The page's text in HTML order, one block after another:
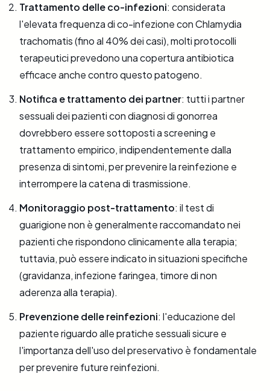
Trattamento delle co-infezioni: considerata
l'elevata frequenza di co-infezione con Chlamydia
trachomatis (fino al 40% dei casi), molti protocolli
terapeutici prevedono una copertura antibiotica
efficace anche contro questo patogeno.
Notifica e trattamento dei partner: tutti i partner
sessuali dei pazienti con diagnosi di gonorrea
dovrebbero essere sottoposti a screening e
trattamento empirico, indipendentemente dalla
presenza di sintomi, per prevenire la reinfezione e
interrompere la catena di trasmissione.
Monitoraggio post-trattamento: il test di
guarigione non è generalmente raccomandato nei
pazienti che rispondono clinicamente alla terapia;
tuttavia, può essere indicato in situazioni specifiche
(gravidanza, infezione faringea, timore di non
aderenza alla terapia).
Prevenzione delle reinfezioni: l'educazione del
paziente riguardo alle pratiche sessuali sicure e
l'importanza dell'uso del preservativo è fondamentale
per prevenire future reinfezioni.